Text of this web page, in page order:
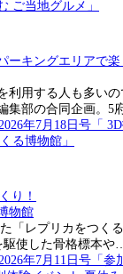
ーキングエリアで楽
利用する人も多い
集部の合同企画。5
り！
物館
「レプリカをつく
駆使した骨格標本や